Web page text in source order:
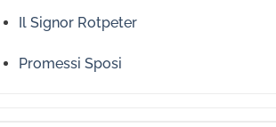
Il Signor Rotpeter
Promessi Sposi